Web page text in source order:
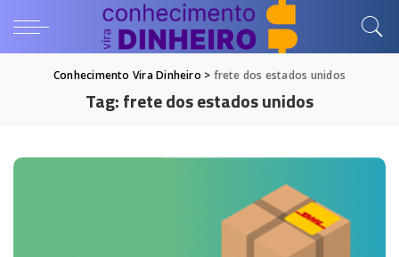
Conhecimento Vira Dinheiro > frete dos estados unidos
Tag:frete dos estados unidos